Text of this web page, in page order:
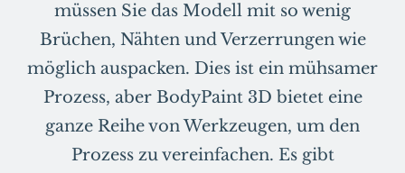
müssen Sie das Modell mit so wenig
Brüchen, Nähten und Verzerrungen wie
möglich auspacken. Dies ist ein mühsamer
Prozess, aber BodyPaint 3D bietet eine
ganze Reihe von Werkzeugen, um den
Prozess zu vereinfachen. Es gibt